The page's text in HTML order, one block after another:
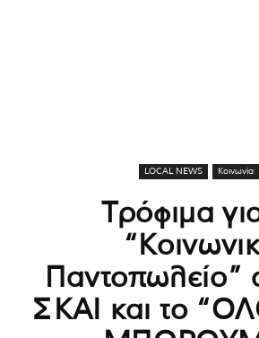
LOCAL NEWS Κοινωνία
Τρόφιμα
Παντοπωλείο”
ΣΚΑΙ και το